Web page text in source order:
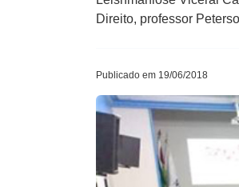
Direito, professor
Publicado em 19/06/2018